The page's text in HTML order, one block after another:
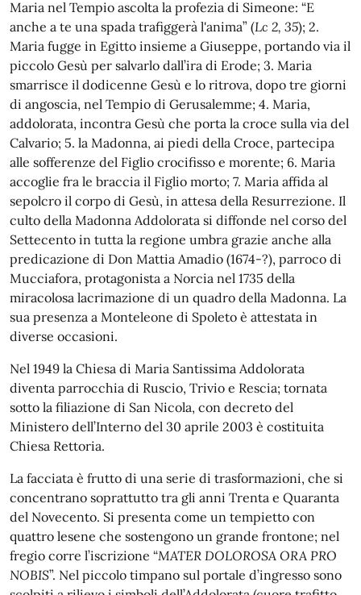
Maria nel Tempio ascolta la profezia di Simeone: “E
anche a te una spada trafiggerà l'anima” (Lc 2, 35); 2.
Maria fugge in Egitto insieme a Giuseppe, portando via il
piccolo Gesù per salvarlo dall’ira di Erode; 3. Maria
smarrisce il dodicenne Gesù e lo ritrova, dopo tre giorni
di angoscia, nel Tempio di Gerusalemme; 4. Maria,
addolorata, incontra Gesù che porta la croce sulla via del
Calvario; 5. la Madonna, ai piedi della Croce, partecipa
alle sofferenze del Figlio crocifisso e morente; 6. Maria
accoglie fra le braccia il Figlio morto; 7. Maria affida al
sepolcro il corpo di Gesù, in attesa della Resurrezione. Il
culto della Madonna Addolorata si diffonde nel corso del
Settecento in tutta la regione umbra grazie anche alla
predicazione di Don Mattia Amadio (1674-?), parroco di
Mucciafora, protagonista a Norcia nel 1735 della
miracolosa lacrimazione di un quadro della Madonna. La
sua presenza a Monteleone di Spoleto è attestata in
diverse occasioni.
Nel 1949 la Chiesa di Maria Santissima Addolorata
diventa parrocchia di Ruscio, Trivio e Rescia; tornata
sotto la filiazione di San Nicola, con decreto del
Ministero dell’Interno del 30 aprile 2003 è costituita
Chiesa Rettoria.
La facciata è frutto di una serie di trasformazioni, che si
concentrano soprattutto tra gli anni Trenta e Quaranta
del Novecento. Si presenta come un tempietto con
quattro lesene che sostengono un grande frontone; nel
fregio corre l’iscrizione “MATER DOLOROSA ORA PRO
NOBIS”. Nel piccolo timpano sul portale d’ingresso sono